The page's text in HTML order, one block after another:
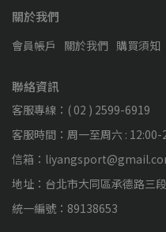
關於我們
會員帳戶 關於我們 購買須知
聯絡資訊
客服專線：( 02 ) 2599-6919
客服時間：周一至周六 :
信箱：
地址：台北市大同區承德路三
統一編號：89138653